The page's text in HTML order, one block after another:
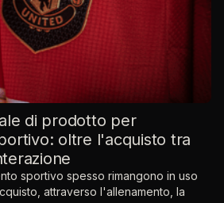
di prodotto per
oltre l'acquisto tra
sportivo spesso rimangono in uso
attraverso l'allenamento, la